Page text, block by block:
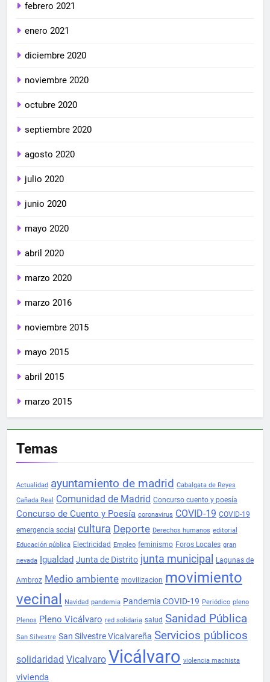
febrero 2021
enero 2021
diciembre 2020
noviembre 2020
octubre 2020
septiembre 2020
agosto 2020
julio 2020
junio 2020
mayo 2020
abril 2020
marzo 2020
marzo 2016
noviembre 2015
mayo 2015
abril 2015
marzo 2015
Temas
Actualidad ayuntamiento de madrid Cabalgata de Reyes
Cañada Real
Comunidad de Madrid Concurso cuento y poesía
Concurso de Cuento y Poesía coronavirus COVID-19 COVID-19
emergencia social cultura Deporte Derechos humanos editorial
Educación pública Electricidad Empleo feminismo Foros Locales gran
nevada Igualdad Junta de Distrito junta municipal Lagunas de
Ambroz Medio ambiente movilizacion movimiento
vecinal
Navidad pandemia Pandemia COVID-19 Periódico pleno
Plenos Pleno Vicálvaro red solidaria salud Sanidad Pública
San Silvestre San Silvestre Vicalvareña Servicios públicos
solidaridad Vicalvaro Vicálvaro violencia machista
vivienda